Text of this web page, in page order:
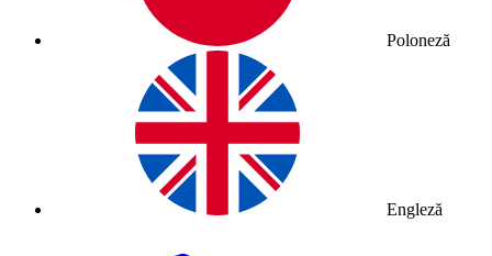
Poloneză
Engleză